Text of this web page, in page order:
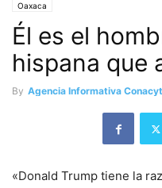
Oaxaca
Él es el
hispana que
By Agencia Informativa Conacyt
«Donald Trump tiene la